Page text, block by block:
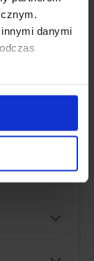
danymi